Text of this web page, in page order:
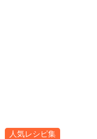
人気レシピ集